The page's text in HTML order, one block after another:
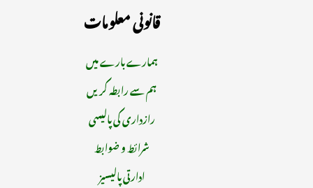
قانونی معلومات
ہمارے بارے میں
ہم سے رابطہ کریں
رازداری کی پالیسی
شرائط و ضوابط
ادارتی پالیسیز